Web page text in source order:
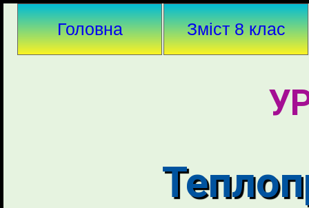
Головна Зміст 8 клас